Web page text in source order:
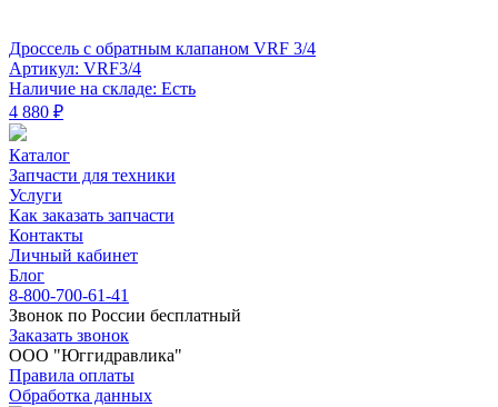
Дроссель с обратным клапаном VRF 3/4
Артикул: VRF3/4
Наличие на складе: Есть
4 880 ₽
Каталог
Запчасти для техники
Услуги
Как заказать запчасти
Контакты
Личный кабинет
Блог
8-800-700-61-41
Звонок по России бесплатный
Заказать звонок
ООО "Юггидравлика"
Правила оплаты
Обработка данных